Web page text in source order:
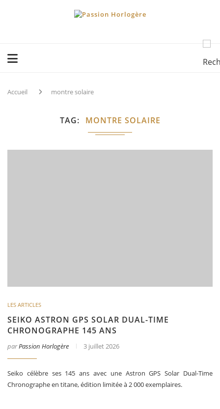
Accueil montre solaire
TAG MONTRE SOLAIRE
LES ARTICLES
SEIKO ASTRON GPS SOLAR DUAL-TIME
CHRONOGRAPHE 145 ANS
parPassion Horlogère 3 juillet 2026
Seiko célèbre ses 145 ans avec une Astron GPS Solar Dual-Time
Chronographe en titane, édition limitée à 2 000 exemplaires.